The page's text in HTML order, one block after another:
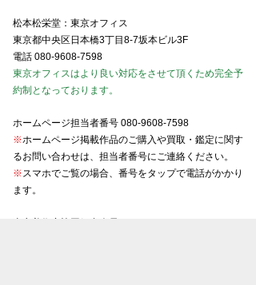
松本松栄堂：東京オフィス
東京都中央区日本橋3丁目8-7坂本ビル3F
電話 080-9608-7598
東京オフィスはより良い対応をさせて頂くため完全予
約制となっております。
ホームページ担当者番号 080-9608-7598
※ホームページ掲載作品のご購入や買取・鑑定に関す
るお問い合わせは、担当者番号にご連絡ください。
※スマホでご覧の場合、番号をタップで電話がかかり
ます。